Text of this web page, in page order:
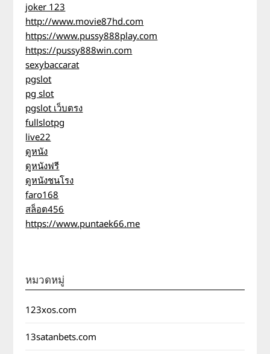
joker 123
http://www.movie87hd.com
https://www.pussy888play.com
https://pussy888win.com
sexybaccarat
pgslot
pg slot
pgslot เว็บตรง
fullslotpg
live22
ดูหนัง
ดูหนังฟรี
ดูหนังชนโรง
faro168
สล็อต456
https://www.puntaek66.me
หมวดหมู่
123xos.com
13satanbets.com